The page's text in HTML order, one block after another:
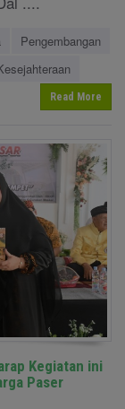
Pengembangan
Read More
Kegiatan ini
Paser